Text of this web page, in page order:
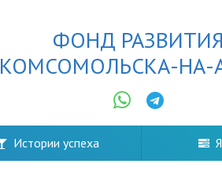
ФОНД РАЗВИТИЯ
КОМСОМОЛЬСКА-НА-
Истории успеха